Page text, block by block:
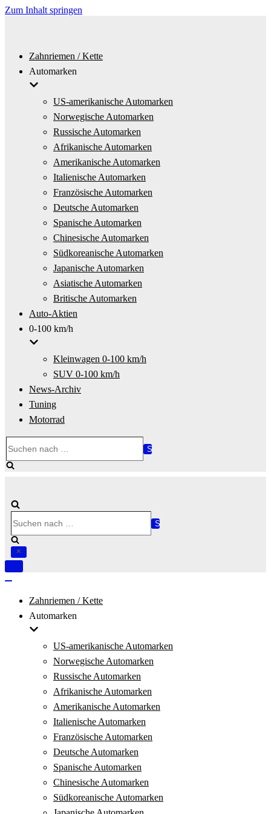
Zum Inhalt springen
Zahnriemen / Kette
Automarken
US-amerikanische Automarken
Norwegische Automarken
Russische Automarken
Afrikanische Automarken
Amerikanische Automarken
Italienische Automarken
Französische Automarken
Deutsche Automarken
Spanische Automarken
Chinesische Automarken
Südkoreanische Automarken
Japanische Automarken
Asiatische Automarken
Britische Automarken
Auto-Aktien
0-100 km/h
Kleinwagen 0-100 km/h
SUV 0-100 km/h
News-Archiv
Tuning
Motorrad
nach …
nach …
Navigation
Zahnriemen / Kette
Automarken
US-amerikanische Automarken
Norwegische Automarken
Russische Automarken
Afrikanische Automarken
Amerikanische Automarken
Italienische Automarken
Französische Automarken
Deutsche Automarken
Spanische Automarken
Chinesische Automarken
Südkoreanische Automarken